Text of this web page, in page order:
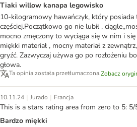
Tiaki willow kanapa legowisko
10-kilogramowy hawańczyk, który posiada
częściej.Początkowo go nie lubił ,
mocno zmęczony to wyciąga się w nim i
miękki materiał , mocny materiał z
gryźć. Zazwyczaj używa go po rozłożeniu
głowa.
Ta opinia została przetłumaczona.Zobacz
10.11.24 | Jurado | Francja
This is a stars rating area from zero to 5: 5/
Bardzo miękki